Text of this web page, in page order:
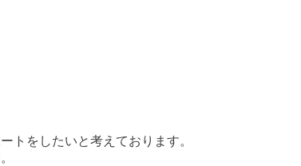
をしたいと考えております。